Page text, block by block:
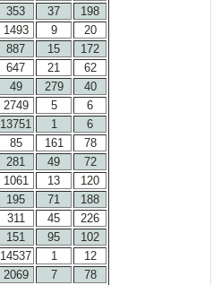
353 37
198
1493 9
20
887 15
172
647 21
62
49 279
40
2749 5
6
13751 1
6
85 161
78
281 49
72
1061 13
120
195 71
188
311 45
226
151 95
102
14537 1
12
2069 7
78